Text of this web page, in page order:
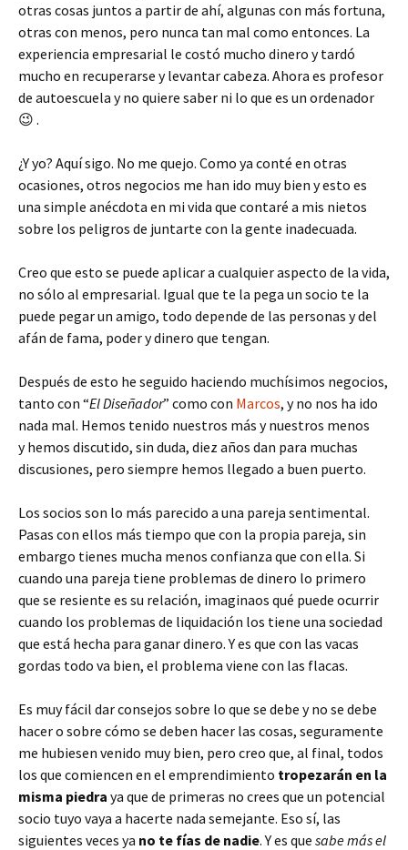
otras cosas juntos a partir de ahí, algunas con más fortuna,
otras con menos, pero nunca tan mal como entonces. La
experiencia empresarial le costó mucho dinero y tardó
mucho en recuperarse y levantar cabeza. Ahora es profesor
de autoescuela y no quiere saber ni lo que es un ordenador
😉 .
¿Y yo? Aquí sigo. No me quejo. Como ya conté en otras
ocasiones, otros negocios me han ido muy bien y esto es
una simple anécdota en mi vida que contaré a mis nietos
sobre los peligros de juntarte con la gente inadecuada.
Creo que esto se puede aplicar a cualquier aspecto de la vida,
no sólo al empresarial. Igual que te la pega un socio te la
puede pegar un amigo, todo depende de las personas y del
afán de fama, poder y dinero que tengan.
Después de esto he seguido haciendo muchísimos negocios,
tanto con “El Diseñador” como con Marcos, y no nos ha ido
nada mal. Hemos tenido nuestros más y nuestros menos
y hemos discutido, sin duda, diez años dan para muchas
discusiones, pero siempre hemos llegado a buen puerto.
Los socios son lo más parecido a una pareja sentimental.
Pasas con ellos más tiempo que con la propia pareja, sin
embargo tienes mucha menos confianza que con ella. Si
cuando una pareja tiene problemas de dinero lo primero
que se resiente es su relación, imaginaos qué puede ocurrir
cuando los problemas de liquidación los tiene una sociedad
que está hecha para ganar dinero. Y es que con las vacas
gordas todo va bien, el problema viene con las flacas.
Es muy fácil dar consejos sobre lo que se debe y no se debe
hacer o sobre cómo se deben hacer las cosas, seguramente
me hubiesen venido muy bien, pero creo que, al final, todos
los que comiencen en el emprendimiento tropezarán en la
misma piedra ya que de primeras no crees que un potencial
socio tuyo vaya a hacerte nada semejante. Eso sí, las
siguientes veces ya no te fías de nadie. Y es que sabe más el